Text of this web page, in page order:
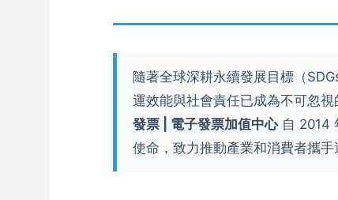
隨著全球深耕永續發展目標（
運效能與社會責任已成為不可忽
發票 | 電子發票加值中心自 2014
使命，致力推動產業和消費者攜